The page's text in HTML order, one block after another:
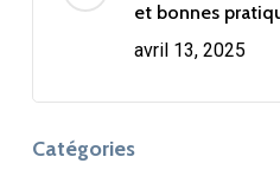
et bonnes
avril 13, 2025
Catégories